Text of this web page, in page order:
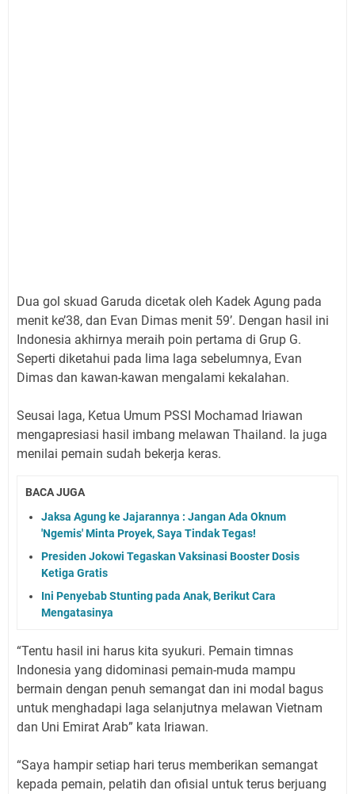
Dua gol skuad Garuda dicetak oleh Kadek Agung pada
menit ke’38, dan Evan Dimas menit 59’. Dengan hasil ini
Indonesia akhirnya meraih poin pertama di Grup G.
Seperti diketahui pada lima laga sebelumnya, Evan
Dimas dan kawan-kawan mengalami kekalahan.
Seusai laga, Ketua Umum PSSI Mochamad Iriawan
mengapresiasi hasil imbang melawan Thailand. Ia juga
menilai pemain sudah bekerja keras.
BACA JUGA
Jaksa Agung ke Jajarannya : Jangan Ada Oknum
'Ngemis' Minta Proyek, Saya Tindak Tegas!
Presiden Jokowi Tegaskan Vaksinasi Booster Dosis
Ketiga Gratis
Ini Penyebab Stunting pada Anak, Berikut Cara
Mengatasinya
“Tentu hasil ini harus kita syukuri. Pemain timnas
Indonesia yang didominasi pemain-muda mampu
bermain dengan penuh semangat dan ini modal bagus
untuk menghadapi laga selanjutnya melawan Vietnam
dan Uni Emirat Arab” kata Iriawan.
“Saya hampir setiap hari terus memberikan semangat
kepada pemain, pelatih dan ofisial untuk terus berjuang